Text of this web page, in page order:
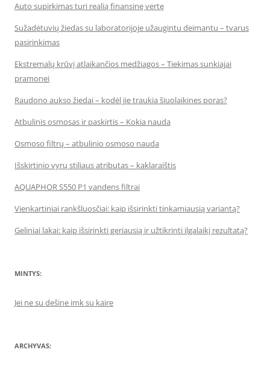
Auto supirkimas turi realią finansinę vertę
Sužadėtuvių žiedas su laboratorijoje užaugintu deimantu – tvarus
pasirinkimas
Ekstremalų krūvį atlaikančios medžiagos – Tiekimas sunkiajai
pramonei
Raudono aukso žiedai – kodėl jie traukia šiuolaikines poras?
Atbulinis osmosas ir paskirtis – Kokia nauda
Osmoso filtrų – atbulinio osmoso nauda
Išskirtinio vyrų stiliaus atributas – kaklaraištis
AQUAPHOR S550 P1 vandens filtrai
Vienkartiniai rankšluosčiai: kaip išsirinkti tinkamiausią variantą?
Geliniai lakai: kaip išsirinkti geriausią ir užtikrinti ilgalaikį rezultatą?
MINTYS:
Jei ne su dešine imk su kaire
ARCHYVAS: